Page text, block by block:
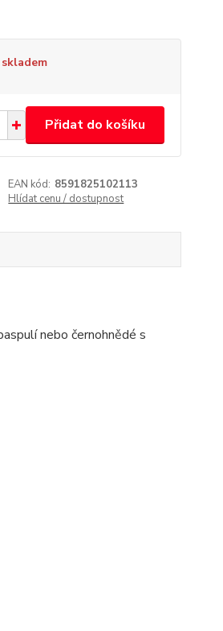
Přidat do košíku
EAN kód: 8591825102113
Hlídat cenu / dostupnost
nebo černohnědé s